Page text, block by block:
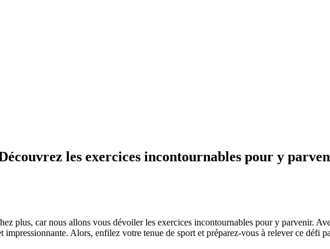
les exercices incontournables pour y
plus, car nous allons vous dévoiler les exercices incontournables pour y parvenir.
Alors, enfilez votre tenue de sport et préparez-vous à relever ce défi